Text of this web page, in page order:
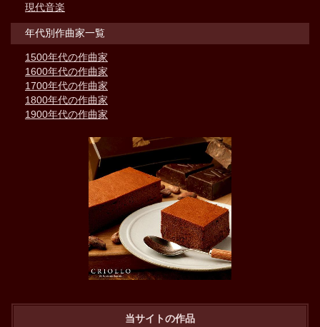
現代音楽
年代別作曲家一覧
1500年代の作曲家
1600年代の作曲家
1700年代の作曲家
1800年代の作曲家
1900年代の作曲家
当サイトの作品